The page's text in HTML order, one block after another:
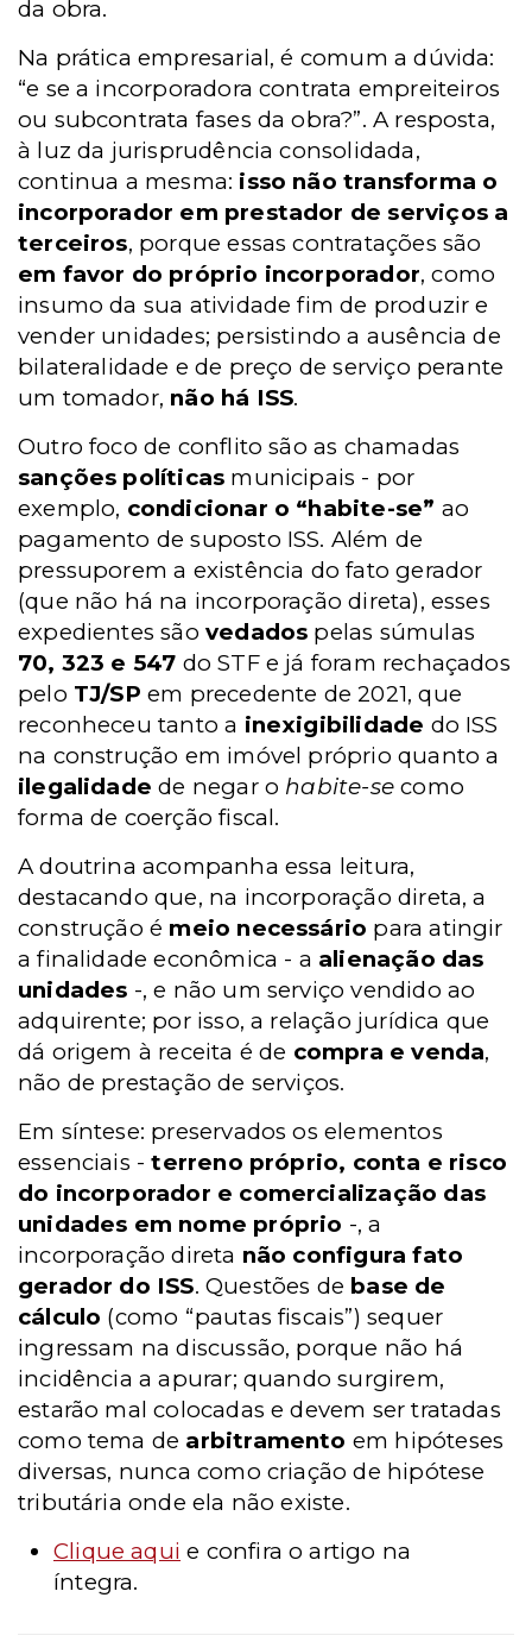
da obra.
Na prática empresarial, é comum a dúvida:
“e se a incorporadora contrata empreiteiros
ou subcontrata fases da obra?”. A resposta,
à luz da jurisprudência consolidada,
continua a mesma: isso não transforma o
incorporador em prestador de serviços a
terceiros, porque essas contratações são
em favor do próprio incorporador, como
insumo da sua atividade fim de produzir e
vender unidades; persistindo a ausência de
bilateralidade e de preço de serviço perante
um tomador, não há ISS.
Outro foco de conflito são as chamadas
sanções políticas municipais - por
exemplo, condicionar o “habite-se” ao
pagamento de suposto ISS. Além de
pressuporem a existência do fato gerador
(que não há na incorporação direta), esses
expedientes são vedados pelas súmulas
70, 323 e 547 do STF e já foram rechaçados
pelo TJ/SP em precedente de 2021, que
reconheceu tanto a inexigibilidade do ISS
na construção em imóvel próprio quanto a
ilegalidade de negar o habite-se como
forma de coerção fiscal.
A doutrina acompanha essa leitura,
destacando que, na incorporação direta, a
construção é meio necessário para atingir
a finalidade econômica - a alienação das
unidades -, e não um serviço vendido ao
adquirente; por isso, a relação jurídica que
dá origem à receita é de compra e venda,
não de prestação de serviços.
Em síntese: preservados os elementos
essenciais -terreno próprio, conta e risco
do incorporador e comercialização das
unidades em nome próprio -, a
incorporação direta não configura fato
gerador do ISS. Questões de base de
cálculo (como “pautas fiscais”) sequer
ingressam na discussão, porque não há
incidência a apurar; quando surgirem,
estarão mal colocadas e devem ser tratadas
como tema de arbitramento em hipóteses
diversas, nunca como criação de hipótese
tributária onde ela não existe.
Clique aqui e confira o artigo na
íntegra.